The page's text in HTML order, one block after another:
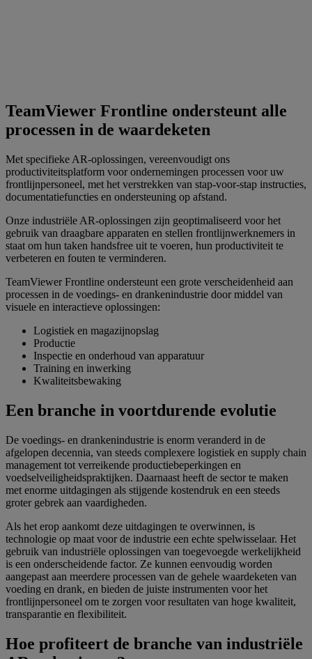
TeamViewer Frontline ondersteunt alle
processen in de waardeketen
Met specifieke AR-oplossingen, vereenvoudigt ons
productiviteitsplatform voor ondernemingen processen voor uw
frontlijnpersoneel, met het verstrekken van stap-voor-stap instructies,
documentatiefuncties en ondersteuning op afstand.
Onze industriële AR-oplossingen zijn geoptimaliseerd voor het
gebruik van draagbare apparaten en stellen frontlijnwerknemers in
staat om hun taken handsfree uit te voeren, hun productiviteit te
verbeteren en fouten te verminderen.
TeamViewer Frontline ondersteunt een grote verscheidenheid aan
processen in de voedings- en drankenindustrie door middel van
visuele en interactieve oplossingen:
Logistiek en magazijnopslag
Productie
Inspectie en onderhoud van apparatuur
Training en inwerking
Kwaliteitsbewaking
Een branche in voortdurende evolutie
De voedings- en drankenindustrie is enorm veranderd in de
afgelopen decennia, van steeds complexere logistiek en supply chain
management tot verreikende productiebeperkingen en
voedselveiligheidspraktijken. Daarnaast heeft de sector te maken
met enorme uitdagingen als stijgende kostendruk en een steeds
groter gebrek aan vaardigheden.
Als het erop aankomt deze uitdagingen te overwinnen, is
technologie op maat voor de industrie een echte spelwisselaar. Het
gebruik van industriële oplossingen van toegevoegde werkelijkheid
is een onderscheidende factor. Ze kunnen eenvoudig worden
aangepast aan meerdere processen van de gehele waardeketen van
voeding en drank, en bieden de juiste instrumenten voor het
frontlijnpersoneel om te zorgen voor resultaten van hoge kwaliteit,
transparantie en flexibiliteit.
Hoe profiteert de branche van industriële